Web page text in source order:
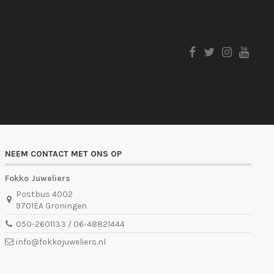
NEEM CONTACT MET ONS OP
Fokko Juweliers
Postbus 4002
9701EA Groningen
050-2601133 / 06-48821444
info@fokkojuweliers.nl